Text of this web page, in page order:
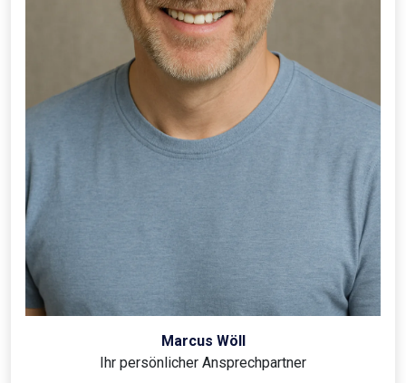
Marcus Wöll
Ihr persönlicher Ansprechpartner